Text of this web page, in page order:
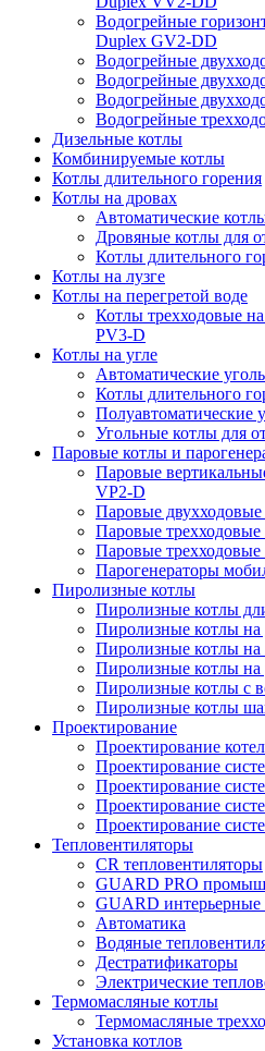
Водогрейные
Duplex GV2-DD
Водогрейные
Водогрейные
Водогрейные
Водогрейные
Дизельные котлы
Комбинируемые котлы
Котлы длительного горения
Котлы на дровах
Автоматические
Дровяные котлы для
Котлы длительного
Котлы на лузге
Котлы на перегретой воде
Котлы трехходовые
PV3-D
Котлы на угле
Автоматические
Котлы длительного
Полуавтоматические
Угольные котлы для
Паровые котлы и
Паровые
VP2-D
Паровые
Паровые
Паровые
Парогенераторы
Пиролизные котлы
Пиролизные котлы
Пиролизные котлы на
Пиролизные котлы на
Пиролизные котлы на
Пиролизные котлы с
Пиролизные котлы
Проектирование
Проектирование
Проектирование
Проектирование
Проектирование
Проектирование
Тепловентиляторы
CR тепловентиляторы
GUARD PRO
GUARD интерьерные
Автоматика
Водяные
Дестратификаторы
Электрические
Термомасляные котлы
Термомасляные
Установка котлов